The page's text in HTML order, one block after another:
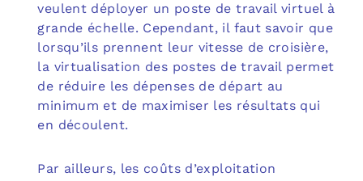
veulent déployer un poste de travail virtuel à
grande échelle. Cependant, il faut savoir que
lorsqu’ils prennent leur vitesse de croisière,
la virtualisation des postes de travail permet
de réduire les dépenses de départ au
minimum et de maximiser les résultats qui
en découlent.
Par ailleurs, les coûts d’exploitation